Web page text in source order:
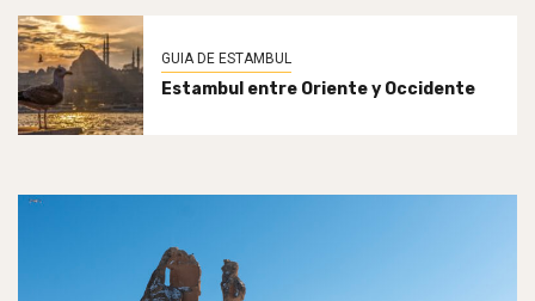
GUIA DE ESTAMBUL
Estambul entre Oriente y Occidente